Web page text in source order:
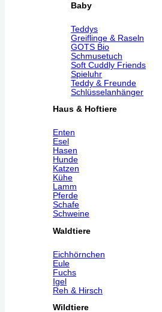
Baby
Teddys
Greiflinge & Raseln
GOTS Bio
Schmusetuch
Soft Cuddly Friends
Spieluhr
Teddy & Freunde
Schlüsselanhänger
Haus & Hoftiere
Enten
Esel
Hasen
Hunde
Katzen
Kühe
Lamm
Pferde
Schafe
Schweine
Waldtiere
Eichhörnchen
Eule
Fuchs
Igel
Reh & Hirsch
Wildtiere